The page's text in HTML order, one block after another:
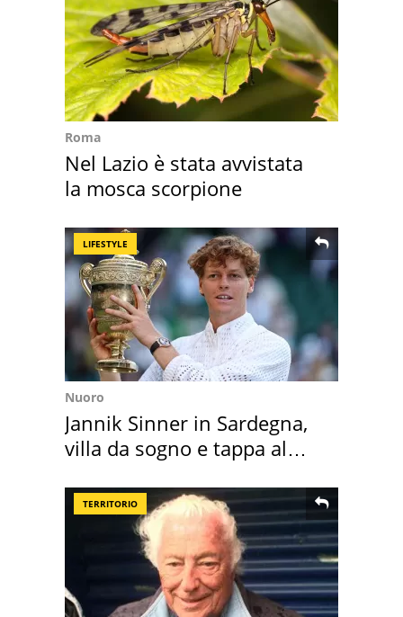
Roma
Nel Lazio è stata avvistata
la mosca scorpione
LIFESTYLE
Nuoro
Jannik Sinner in Sardegna,
villa da sogno e tappa al
TERRITORIO